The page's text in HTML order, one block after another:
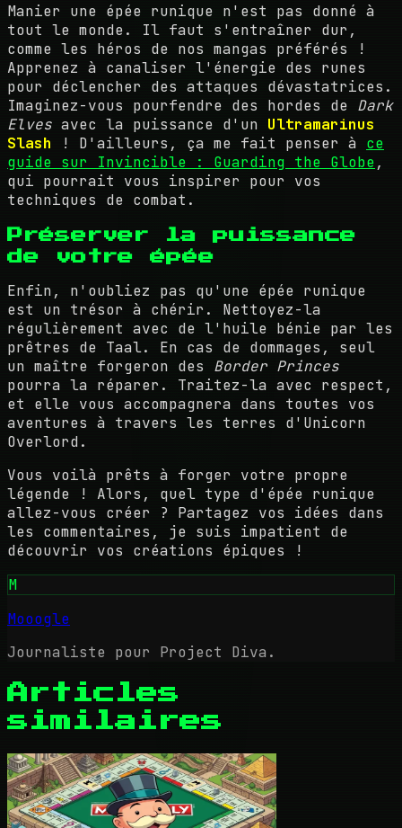
Manier une épée runique n'est pas donné à
tout le monde. Il faut s'entraîner dur,
comme les héros de nos mangas préférés !
Apprenez à canaliser l'énergie des runes
pour déclencher des attaques dévastatrices.
Imaginez-vous pourfendre des hordes de Dark
Elves avec la puissance d'un Ultramarinus
Slash ! D'ailleurs, ça me fait penser à ce
guide sur Invincible : Guarding the Globe,
qui pourrait vous inspirer pour vos
techniques de combat.
Préserver la puissance
de votre épée
Enfin, n'oubliez pas qu'une épée runique
est un trésor à chérir. Nettoyez-la
régulièrement avec de l'huile bénie par les
prêtres de Taal. En cas de dommages, seul
un maître forgeron des Border Princes
pourra la réparer. Traitez-la avec respect,
et elle vous accompagnera dans toutes vos
aventures à travers les terres d'Unicorn
Overlord.
Vous voilà prêts à forger votre propre
légende ! Alors, quel type d'épée runique
allez-vous créer ? Partagez vos idées dans
les commentaires, je suis impatient de
découvrir vos créations épiques !
M
Mooogle
Journaliste pour Project Diva.
Articles
similaires